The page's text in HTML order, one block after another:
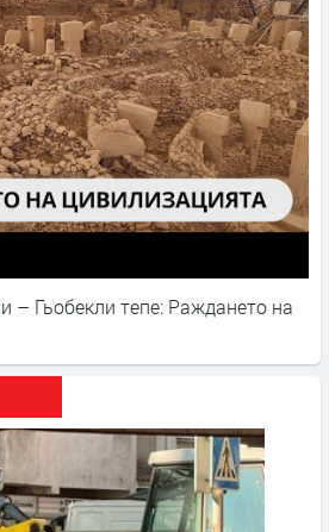
– Гьобекли тепе: Раждането на